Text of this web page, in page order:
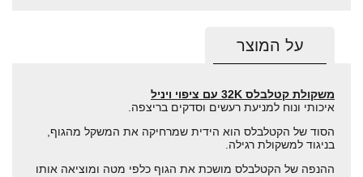
על המוצר
משקולת קטלבלס 32K עם ציפוי ויניל
איכותי ונוח למניעת רעשים וסדקים בריצפה.
הסוד של הקטלבלס הוא הידית שמרחיקה את המשקל מהגוף,
בניגוד למשקולת רגילה.
ההנפה של הקטלבלס מושכת את הגוף כלפי מטה ומוציאה אותו